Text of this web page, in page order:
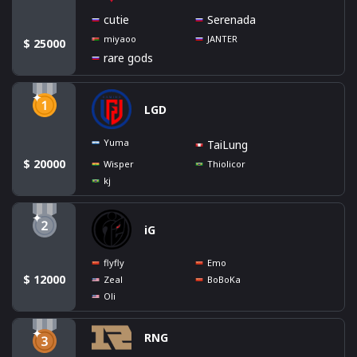
$ 25000
cutie Serenada
miyaoo JANTER
rare gods
$ 20000
LGD
Yuma TaiLung
Wisper
Thiolicor
kj
$ 12000
iG
flyfly
Emo
Zeal
BoBoKa
Oli
RNG